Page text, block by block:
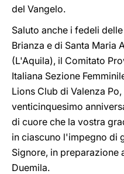
del Vangelo.
Saluto anche i fedeli
Brianza e di Santa Maria
(L'Aquila), il Comitato
Italiana Sezione
Lions Club di Valenza
venticinquesimo
di cuore che la vostra
in ciascuno l'impegno di
Signore, in preparazione
Duemila.